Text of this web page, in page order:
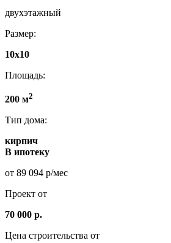
двухэтажный
Размер:
10x10
Площадь:
200 м2
Тип дома:
кирпич
В ипотеку
от 89 094 р/мес
Проект от
70 000 р.
Цена строительства от